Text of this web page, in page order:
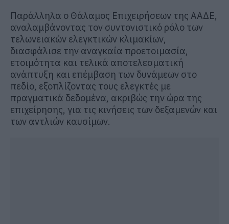
Παράλληλα ο Θάλαμος Επιχειρήσεων της ΑΑΔΕ,
αναλαμβάνοντας τον συντονιστικό ρόλο των
τελωνειακών ελεγκτικών κλιμακίων,
διασφάλισε την αναγκαία προετοιμασία,
ετοιμότητα και τελικά αποτελεσματική
ανάπτυξη και επέμβαση των δυνάμεων στο
πεδίο, εξοπλίζοντας τους ελεγκτές με
πραγματικά δεδομένα, ακριβώς την ώρα της
επιχείρησης, για τις κινήσεις των δεξαμενών και
των αντλιών καυσίμων.